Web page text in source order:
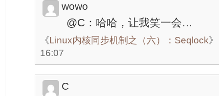
wowo
@C：哈哈，让我笑一会…
《Linux内核同步机制之（六）：Seqlock》
16:07
C